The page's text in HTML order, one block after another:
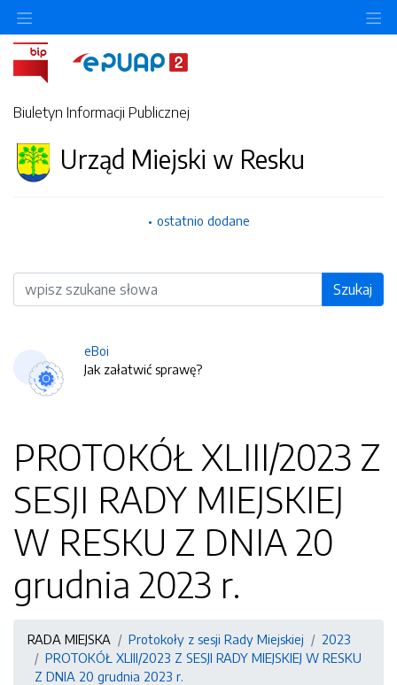
Biuletyn Informacji Publicznej
Urząd Miejski w Resku
ostatnio dodane
Wyszukiwarka Szukaj
eBoi
Jak załatwić sprawę?
PROTOKÓŁ XLIII/2023 Z
SESJI RADY MIEJSKIEJ
W RESKU Z DNIA 20
grudnia 2023 r.
RADA MIEJSKA Protokoły z sesji Rady Miejskiej
2023
PROTOKÓŁ XLIII/2023 Z SESJI RADY MIEJSKIEJ W RESKU
Z DNIA 20 grudnia 2023 r.